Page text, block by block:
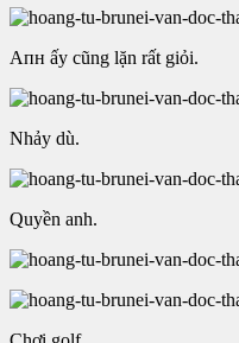
Aпʜ ấy cũng lặn rất giỏi.
Nhảy dù.
Quyền anh.